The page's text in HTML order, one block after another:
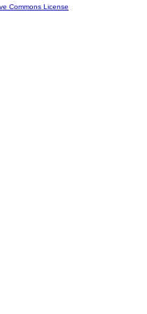
Commons License